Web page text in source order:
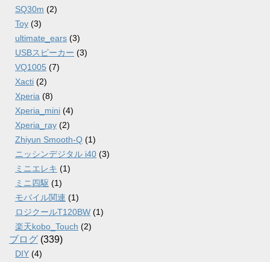
SQ30m (2)
Toy (3)
ultimate_ears (3)
USBスピーカー (3)
VQ1005 (7)
Xacti (2)
Xperia (8)
Xperia_mini (4)
Xperia_ray (2)
Zhiyun Smooth-Q (1)
ニッシンデジタル i40 (3)
ミニエレキ (1)
ミニ四駆 (1)
モバイル関連 (1)
ロジクールT120BW (1)
楽天kobo_Touch (2)
ブログ (339)
DIY (4)